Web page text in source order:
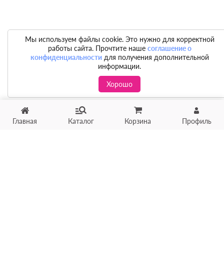
Главная Каталог Корзина Профиль
Мы используем файлы cookie. Это нужно для корректной
работы сайта. Прочтите наше соглашение о
конфиденциальностидля получения дополнительной
информации.
Хорошо